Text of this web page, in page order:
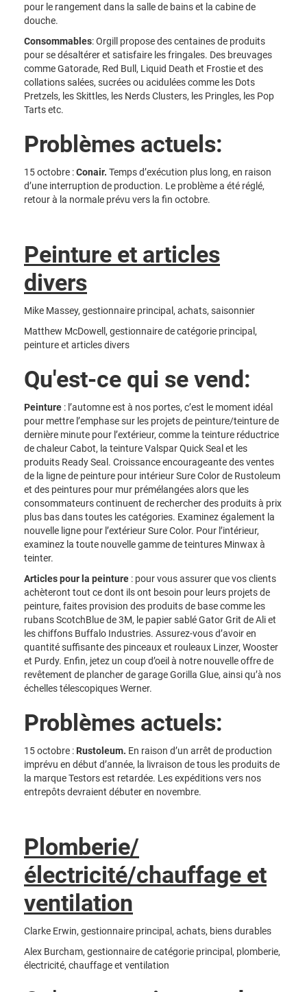
pour le rangement dans la salle de bains et la cabine de
douche.
Consommables: Orgill propose des centaines de produits
pour se désaltérer et satisfaire les fringales. Des breuvages
comme Gatorade, Red Bull, Liquid Death et Frostie et des
collations salées, sucrées ou acidulées comme les Dots
Pretzels, les Skittles, les Nerds Clusters, les Pringles, les Pop
Tarts etc.
Problèmes actuels:
15 octobre :Conair. Temps d’exécution plus long, en raison
d’une interruption de production. Le problème a été réglé,
retour à la normale prévu vers la fin octobre.
Peinture et articles
divers
Mike Massey, gestionnaire principal, achats, saisonnier
Matthew McDowell, gestionnaire de catégorie principal,
peinture et articles divers
Qu'est-ce qui se vend:
Peinture : l’automne est à nos portes, c’est le moment idéal
pour mettre l’emphase sur les projets de peinture/teinture de
dernière minute pour l’extérieur, comme la teinture réductrice
de chaleur Cabot, la teinture Valspar Quick Seal et les
produits Ready Seal. Croissance encourageante des ventes
de la ligne de peinture pour intérieur Sure Color de Rustoleum
et des peintures pour mur prémélangées alors que les
consommateurs continuent de rechercher des produits à prix
plus bas dans toutes les catégories. Examinez également la
nouvelle ligne pour l’extérieur Sure Color. Pour l’intérieur,
examinez la toute nouvelle gamme de teintures Minwax à
teinter.
Articles pour la peinture : pour vous assurer que vos clients
achèteront tout ce dont ils ont besoin pour leurs projets de
peinture, faites provision des produits de base comme les
rubans ScotchBlue de 3M, le papier sablé Gator Grit de Ali et
les chiffons Buffalo Industries. Assurez-vous d’avoir en
quantité suffisante des pinceaux et rouleaux Linzer, Wooster
et Purdy. Enfin, jetez un coup d’oeil à notre nouvelle offre de
revêtement de plancher de garage Gorilla Glue, ainsi qu’à nos
échelles télescopiques Werner.
Problèmes actuels:
15 octobre : Rustoleum. En raison d’un arrêt de production
imprévu en début d’année, la livraison de tous les produits de
la marque Testors est retardée. Les expéditions vers nos
entrepôts devraient débuter en novembre.
Plomberie/
électricité/chauffage et
ventilation
Clarke Erwin, gestionnaire principal, achats, biens durables
Alex Burcham, gestionnaire de catégorie principal, plomberie,
électricité, chauffage et ventilation